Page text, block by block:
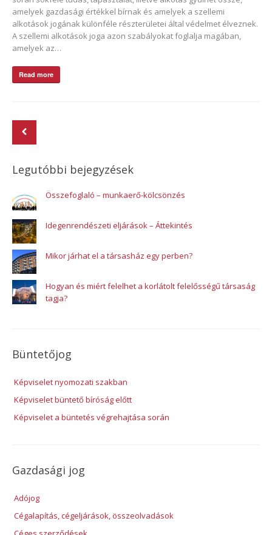
amelyek gazdasági értékkel bírnak és amelyek a szellemi
alkotások jogának különféle részterületei által védelmet élveznek.
A szellemi alkotások joga azon szabályokat foglalja magában,
amelyek az…
Read more
Legutóbbi bejegyzések
Összefoglaló – munkaerő-kölcsönzés
Idegenrendészeti eljárások – Áttekintés
Mikor járhat el a társasház egy perben?
Hogyan és miért felelhet a korlátolt felelősségű társaság
tagja?
Büntetőjog
Képviselet nyomozati szakban
Képviselet büntető bíróság előtt
Képviselet a büntetés végrehajtása során
Gazdasági jog
Adójog
Cégalapítás, cégeljárások, összeolvadások